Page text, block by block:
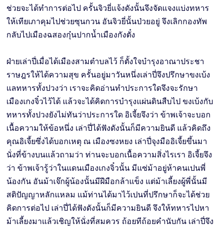
ช่วยจะได้ทำการต่อไป ครั้นจิวยี่แจ้งดังนั้นจึงจัดแจงแบ่งทหาร
ให้เทียเภาคุมไปช่วยซุนกวน อันจิวยี่นั้นป่วยอยู่ จึงเลิกกองทัพ
กลับไปเมืองฉสองกุ๋นปากนํ้าเมืองกังตั๋ง
ฝ่ายเล่าปี่เมื่อได้เมืองสามตำบลไว้ ก็ตั้งใจบำรุงอาณาประชา
ราษฎรให้ได้ความสุข ครั้นอยู่มาวันหนึ่งเล่าปี่จึงปรึกษาขงเบ้ง
แลทหารทั้งปวงว่า เราจะคิดอ่านทำประการใดจึงจะรักษา
เมืองเกงจิ๋วไว้ได้ แล้วจะได้คิดการบำรุงแผ่นดินสืบไป ขงเบ้งกับ
ทหารทั้งปวงยังไม่ทันว่าประการใด อิเจี้ยจึงว่า ข้าพเจ้าจะบอก
เนื้อความให้ข้อหนึ่ง เล่าปี่ได้ฟังดังนั้นก็มีความยินดี แล้วคิดถึง
คุณอิเจี้ยซึ่งได้บอกเหตุ ณ เมืองซงหยง เล่าปี่จุงมืออิเจี้ยขึ้นมา
นั่งที่ข้างบนแล้วถามว่า ท่านจะบอกเนื้อความสิ่งไรเรา อิเจี้ยจึง
ว่า ข้าพเจ้ารู้ว่าในแดนเมืองเกงจิ๋วนั้น มีแซ่ม้าอยู่ห้าคนเปนพี่
น้องกัน อันม้าเจ๊กผู้น้องนั้นมีฝีมือกล้าแข็ง แต่ม้าเลี้ยงผู้พี่นั้นมี
สติปัญญาหลักแหลม แม้ท่านได้มาไว้เปนที่ปรึกษาก็จะได้ช่วย
คิดการต่อไป เล่าปี่ได้ฟังดังนั้นก็มีความยินดี จึงให้ทหารไปหา
ม้าเลี้ยงมาแล้วเชิญให้นั่งที่สมควร ถ้อยทีถ้อยคำนับกัน เล่าปี่จึง